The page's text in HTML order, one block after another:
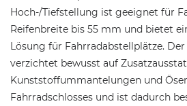
Hoch-/Tiefstellung ist geeignet für
Reifenbreite bis 55 mm und bietet
Lösung für Fahrradabstellplätze.
verzichtet bewusst auf
Kunststoffummantelungen und
Fahrradschlosses und ist dadurch